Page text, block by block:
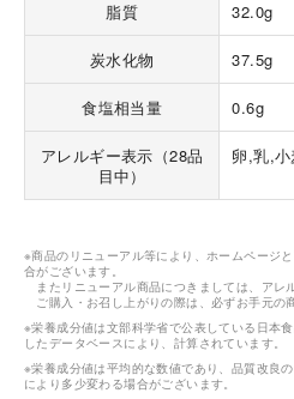
脂質 32.0g
炭水化物 37.5g
食塩相当量 0.6g
アレルギー表示（28品
目中）
卵,乳,
※商品のリニューアル等により、ホームページ
合がございます。
またリニューアル商品につきましては、アレ
ご購入・お召し上がりの際は、必ずお手元の
※栄養成分値は文部科学省で公表している日本
したデータベースにより、計算されています。
※栄養成分値は平均的な数値であり、品質改良
により多少変わる場合がございます。
岳や末広がりを意味す
やつ時」という意味を込
。雄大な八ヶ岳山麓の自
れる、こだわりのスイー
さい。
海
UAE